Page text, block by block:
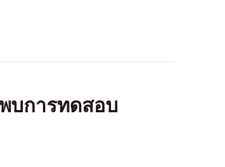
บการทดสอบ